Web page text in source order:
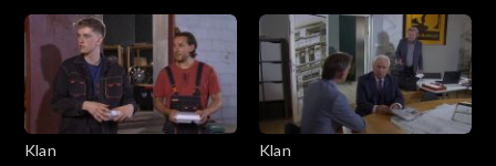
101–200
1–100
Klan
Klan